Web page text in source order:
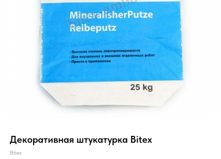
Декоративная штукатурка Bitex
Bitex